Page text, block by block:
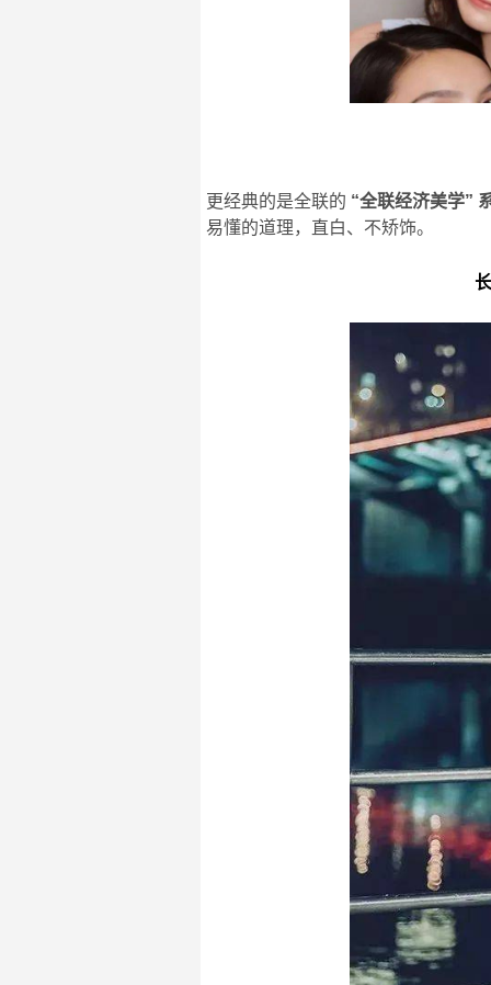
更经典的是全联的 “全联经济美学”
易懂的道理，直白、不矫饰。